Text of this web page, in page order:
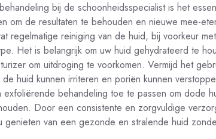
bij de schoonheidsspecialist is het
om de resultaten te behouden en nieuwe mee-
regelmatige reiniging van de huid, bij voorkeur
Het is belangrijk om uw huid gehydrateerd te
om uitdroging te voorkomen. Vermijd het
huid kunnen irriteren en poriën kunnen
exfoliërende behandeling toe te passen om dode
Door een consistente en zorgvuldige
genieten van een gezonde en stralende huid